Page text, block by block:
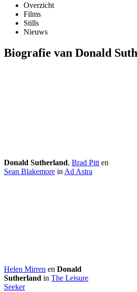
Overzicht
Films
Stills
Nieuws
Biografie van Donald
Donald Sutherland, Brad Pitt en
Sean Blakemore in Ad Astra
Helen Mirren en Donald
Sutherland in The Leisure
Seeker